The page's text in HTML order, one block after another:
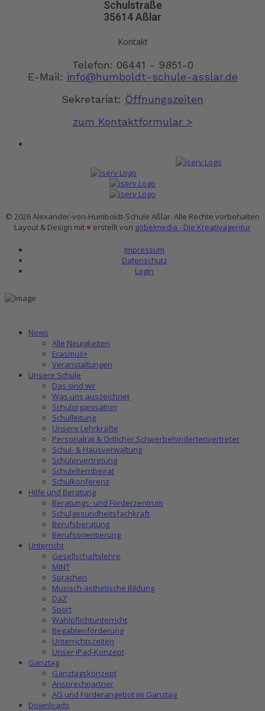
Schulstraße
35614 Aßlar
Kontakt
Telefon: 06441 - 9851-0
E-Mail: info@humboldt-schule-asslar.de
Sekretariat: Öffnungszeiten
zum Kontaktformular >
© 2026 Alexander-von-Humboldt-Schule Aßlar. Alle Rechte vorbehalten
Layout & Design mit♥ erstellt von göbelmedia - Die Kreativagentur
Impressum
Datenschutz
Login
News
Alle Neuigkeiten
Erasmus+
Veranstaltungen
Unsere Schule
Das sind wir
Was uns auszeichnet
Schulorganisation
Schulleitung
Unsere Lehrkräfte
Personalrat & Örtlicher Schwerbehindertenvertreter
Schul- & Hausverwaltung
Schülervertretung
Schulelternbeirat
Schulkonferenz
Hilfe und Beratung
Beratungs- und Förderzentrum
Schulgesundheitsfachkraft
Berufsberatung
Berufsorientierung
Unterricht
Gesellschaftslehre
MINT
Sprachen
Musisch-ästhetische Bildung
DaZ
Sport
Wahlpflichtunterricht
Begabtenförderung
Unterrichtszeiten
Unser iPad-Konzept
Ganztag
Ganztagskonzept
Ansprechpartner
AG und Förderangebot im Ganztag
Downloads